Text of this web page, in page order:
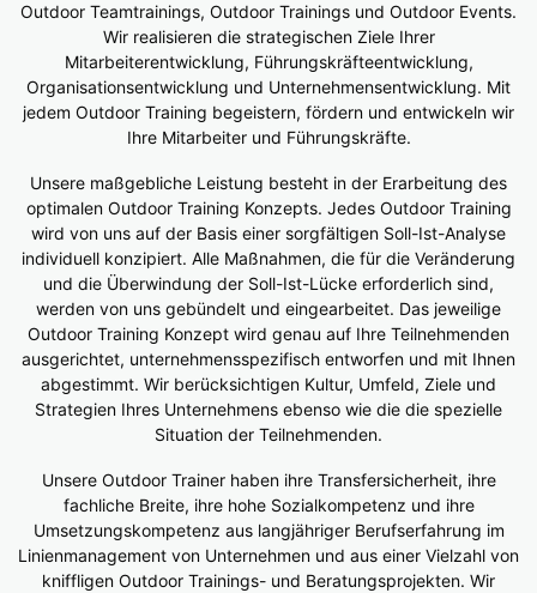
Outdoor Teamtrainings, Outdoor Trainings und Outdoor Events.
Wir realisieren die strategischen Ziele Ihrer
Mitarbeiterentwicklung, Führungskräfteentwicklung,
Organisationsentwicklung und Unternehmensentwicklung. Mit
jedem Outdoor Training begeistern, fördern und entwickeln wir
Ihre Mitarbeiter und Führungskräfte.
Unsere maßgebliche Leistung besteht in der Erarbeitung des
optimalen Outdoor Training Konzepts. Jedes Outdoor Training
wird von uns auf der Basis einer sorgfältigen Soll-Ist-Analyse
individuell konzipiert. Alle Maßnahmen, die für die Veränderung
und die Überwindung der Soll-Ist-Lücke erforderlich sind,
werden von uns gebündelt und eingearbeitet. Das jeweilige
Outdoor Training Konzept wird genau auf Ihre Teilnehmenden
ausgerichtet, unternehmensspezifisch entworfen und mit Ihnen
abgestimmt. Wir berücksichtigen Kultur, Umfeld, Ziele und
Strategien Ihres Unternehmens ebenso wie die die spezielle
Situation der Teilnehmenden.
Unsere Outdoor Trainer haben ihre Transfersicherheit, ihre
fachliche Breite, ihre hohe Sozialkompetenz und ihre
Umsetzungskompetenz aus langjähriger Berufserfahrung im
Linienmanagement von Unternehmen und aus einer Vielzahl von
kniffligen Outdoor Trainings- und Beratungsprojekten. Wir